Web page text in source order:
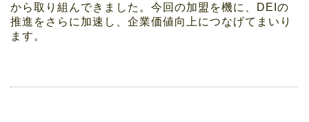
から取り組んできました。今回の加盟を機に、DEIの
推進をさらに加速し、企業価値向上につなげてまいり
ます。